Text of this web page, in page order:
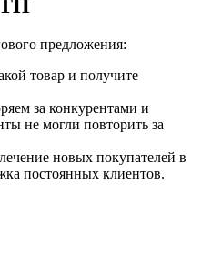
предложения:
товар и получите
за конкурентами и
не могли повторить за
новых покупателей в
постоянных клиентов.